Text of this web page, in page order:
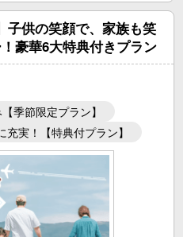
子供の笑顔で、家族も笑
豪華6大特典付きプラン
季節限定プラン】
実！【特典付プラン】